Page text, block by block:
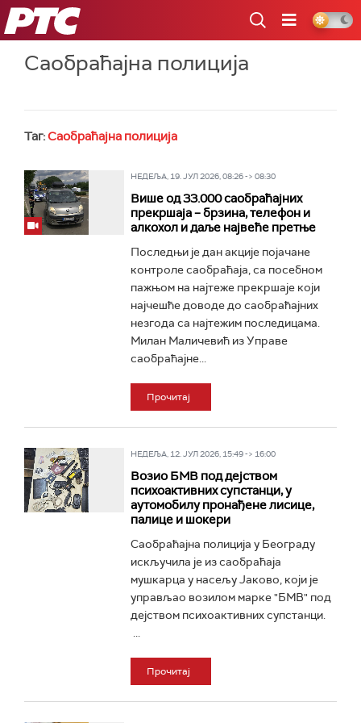
РТС
Саобраћајна полиција
Таг:Саобраћајна полиција
НЕДЕЉА, 19. ЈУЛ 2026, 08:26 -> 08:30
Више од 33.000 саобраћајних
прекршаја – брзина, телефон и
алкохол и даље највеће претње
Последњи је дан акције појачане
контроле саобраћаја, са посебном
пажњом на најтеже прекршаје који
најчешће доводе до саобраћајних
незгода са најтежим последицама.
Милан Маличевић из Управе
саобраћајне...
Прочитај
НЕДЕЉА, 12. ЈУЛ 2026, 15:49 -> 16:00
Возио БМВ под дејством
психоактивних супстанци, у
аутомобилу пронађене лисице,
палице и шокери
Саобраћајна полиција у Београду
искључила је из саобраћаја
мушкарца у насељу Јаково, који је
управљао возилом марке "БМВ" под
дејством психоактивних супстанци.
...
Прочитај